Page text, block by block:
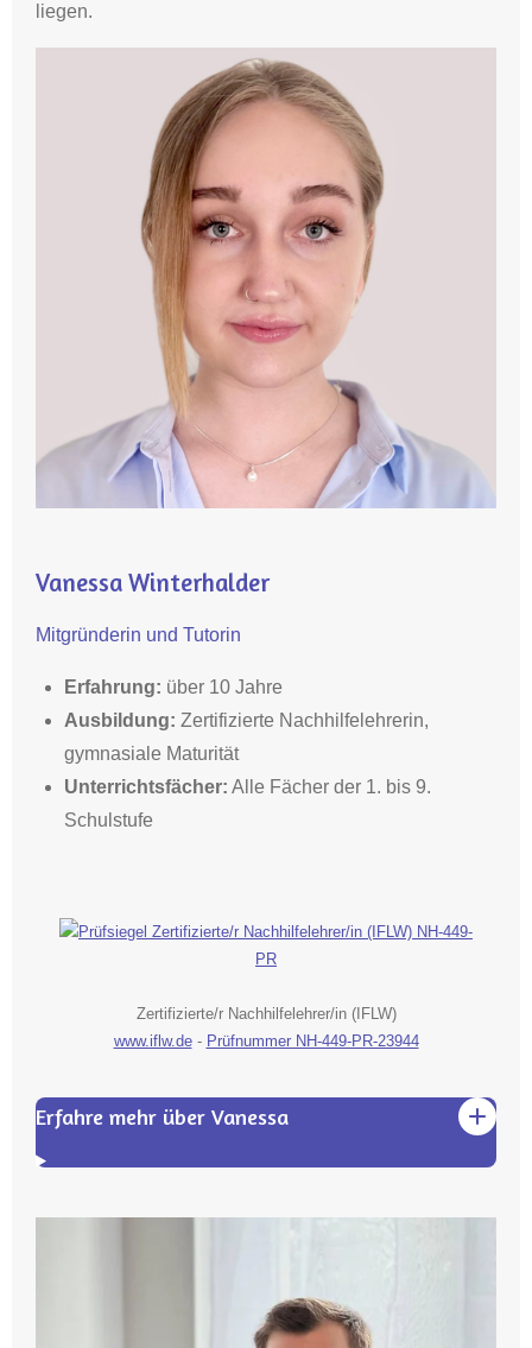
liegen.
Vanessa Winterhalder
Mitgründerin und Tutorin
Erfahrung: über 10 Jahre
Ausbildung: Zertifizierte Nachhilfelehrerin,
gymnasiale Maturität
Unterrichtsfächer: Alle Fächer der 1. bis 9.
Schulstufe
Zertifizierte/r Nachhilfelehrer/in (IFLW)
www.iflw.de- Prüfnummer NH-449-PR-23944
Erfahre mehr über Vanessa